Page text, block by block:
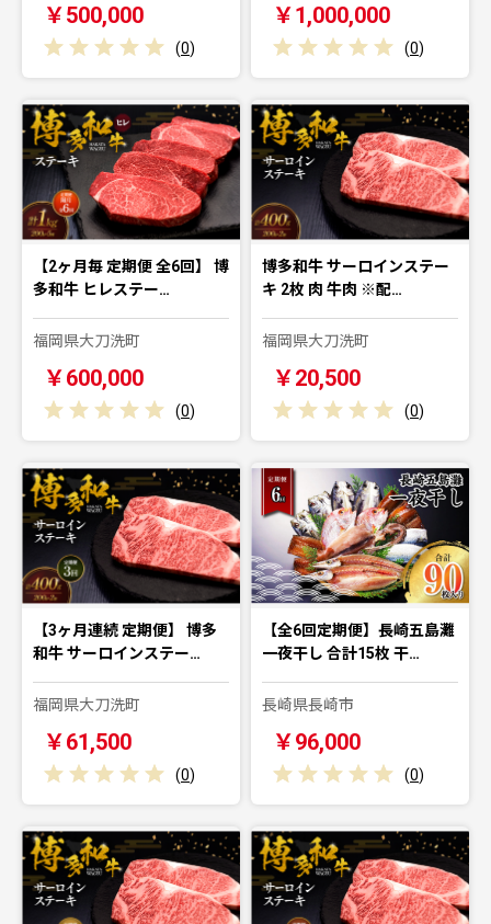
￥500,000
(0)
￥1,000,000
(0)
【2ヶ月毎 定期便 全6回】 博
多和牛 ヒレステー…
福岡県大刀洗町
￥600,000
(0)
博多和牛 サーロインステー
キ 2枚 肉 牛肉 ※配…
福岡県大刀洗町
￥20,500
(0)
【3ヶ月連続 定期便】 博多
和牛 サーロインステー…
福岡県大刀洗町
￥61,500
(0)
【全6回定期便】長崎五島灘
一夜干し 合計15枚 干…
長崎県長崎市
￥96,000
(0)